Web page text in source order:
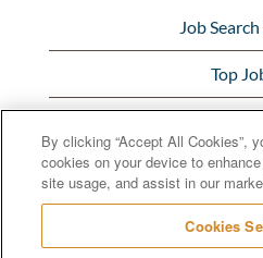
Job
Top
By clicking “Accept All Cookies”,
cookies on your device to
site usage, and assist in our
Cookies